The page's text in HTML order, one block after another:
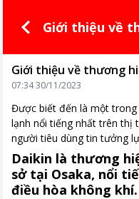
Giới thiệu về
Giới thiệu về thương
07:34 30/11/2023
Được biết đến là một
lạnh nổi tiếng nhất trên thị
người tiêu dùng tin tưởng
Daikin là thương
sở tại Osaka, nổi
điều hòa không khí.